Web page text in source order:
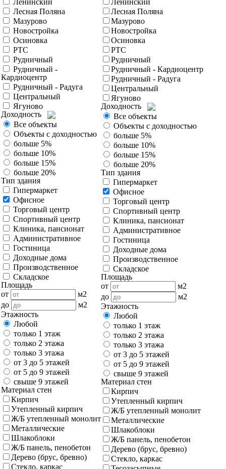
Ленинский
Лесная Поляна
Мазурово
Новостройка
Осиновка
РТС
Рудничный
Рудничный -
Кардиоцентр
Рудничный - Радуга
Центральный
Ягуново
Доходность
Все объекты
Объекты с доходностью
больше 5%
больше 10%
больше 15%
больше 20%
Тип здания
Гипермаркет
Офисное
Торговый центр
Спортивный центр
Клиника, пансионат
Административное
Гостиница
Доходные дома
Производственное
Складское
Площадь
от
м2
до
м2
Этажность
Любой
только 1 этаж
только 2 этажа
только 3 этажа
от 3 до 5 этажей
от 5 до 9 этажей
свыше 9 этажей
Материал стен
Кирпич
Утепленный кирпич
Ж/Б утепленный монолит
Металлические
Шлакоблоки
Ж/Б панель, пенобетон
Дерево (брус, бревно)
Стекло, каркас
Ленинский
Лесная Поляна
Мазурово
Новостройка
Осиновка
РТС
Рудничный
Рудничный - Кардиоцентр
Рудничный - Радуга
Центральный
Ягуново
Доходность
Все объекты
Объекты с доходностью
больше 5%
больше 10%
больше 15%
больше 20%
Тип здания
Гипермаркет
Офисное
Торговый центр
Спортивный центр
Клиника, пансионат
Административное
Гостиница
Доходные дома
Производственное
Складское
Площадь
от
м2
до
м2
Этажность
Любой
только 1 этаж
только 2 этажа
только 3 этажа
от 3 до 5 этажей
от 5 до 9 этажей
свыше 9 этажей
Материал стен
Кирпич
Утепленный кирпич
Ж/Б утепленный монолит
Металлические
Шлакоблоки
Ж/Б панель, пенобетон
Дерево (брус, бревно)
Стекло, каркас